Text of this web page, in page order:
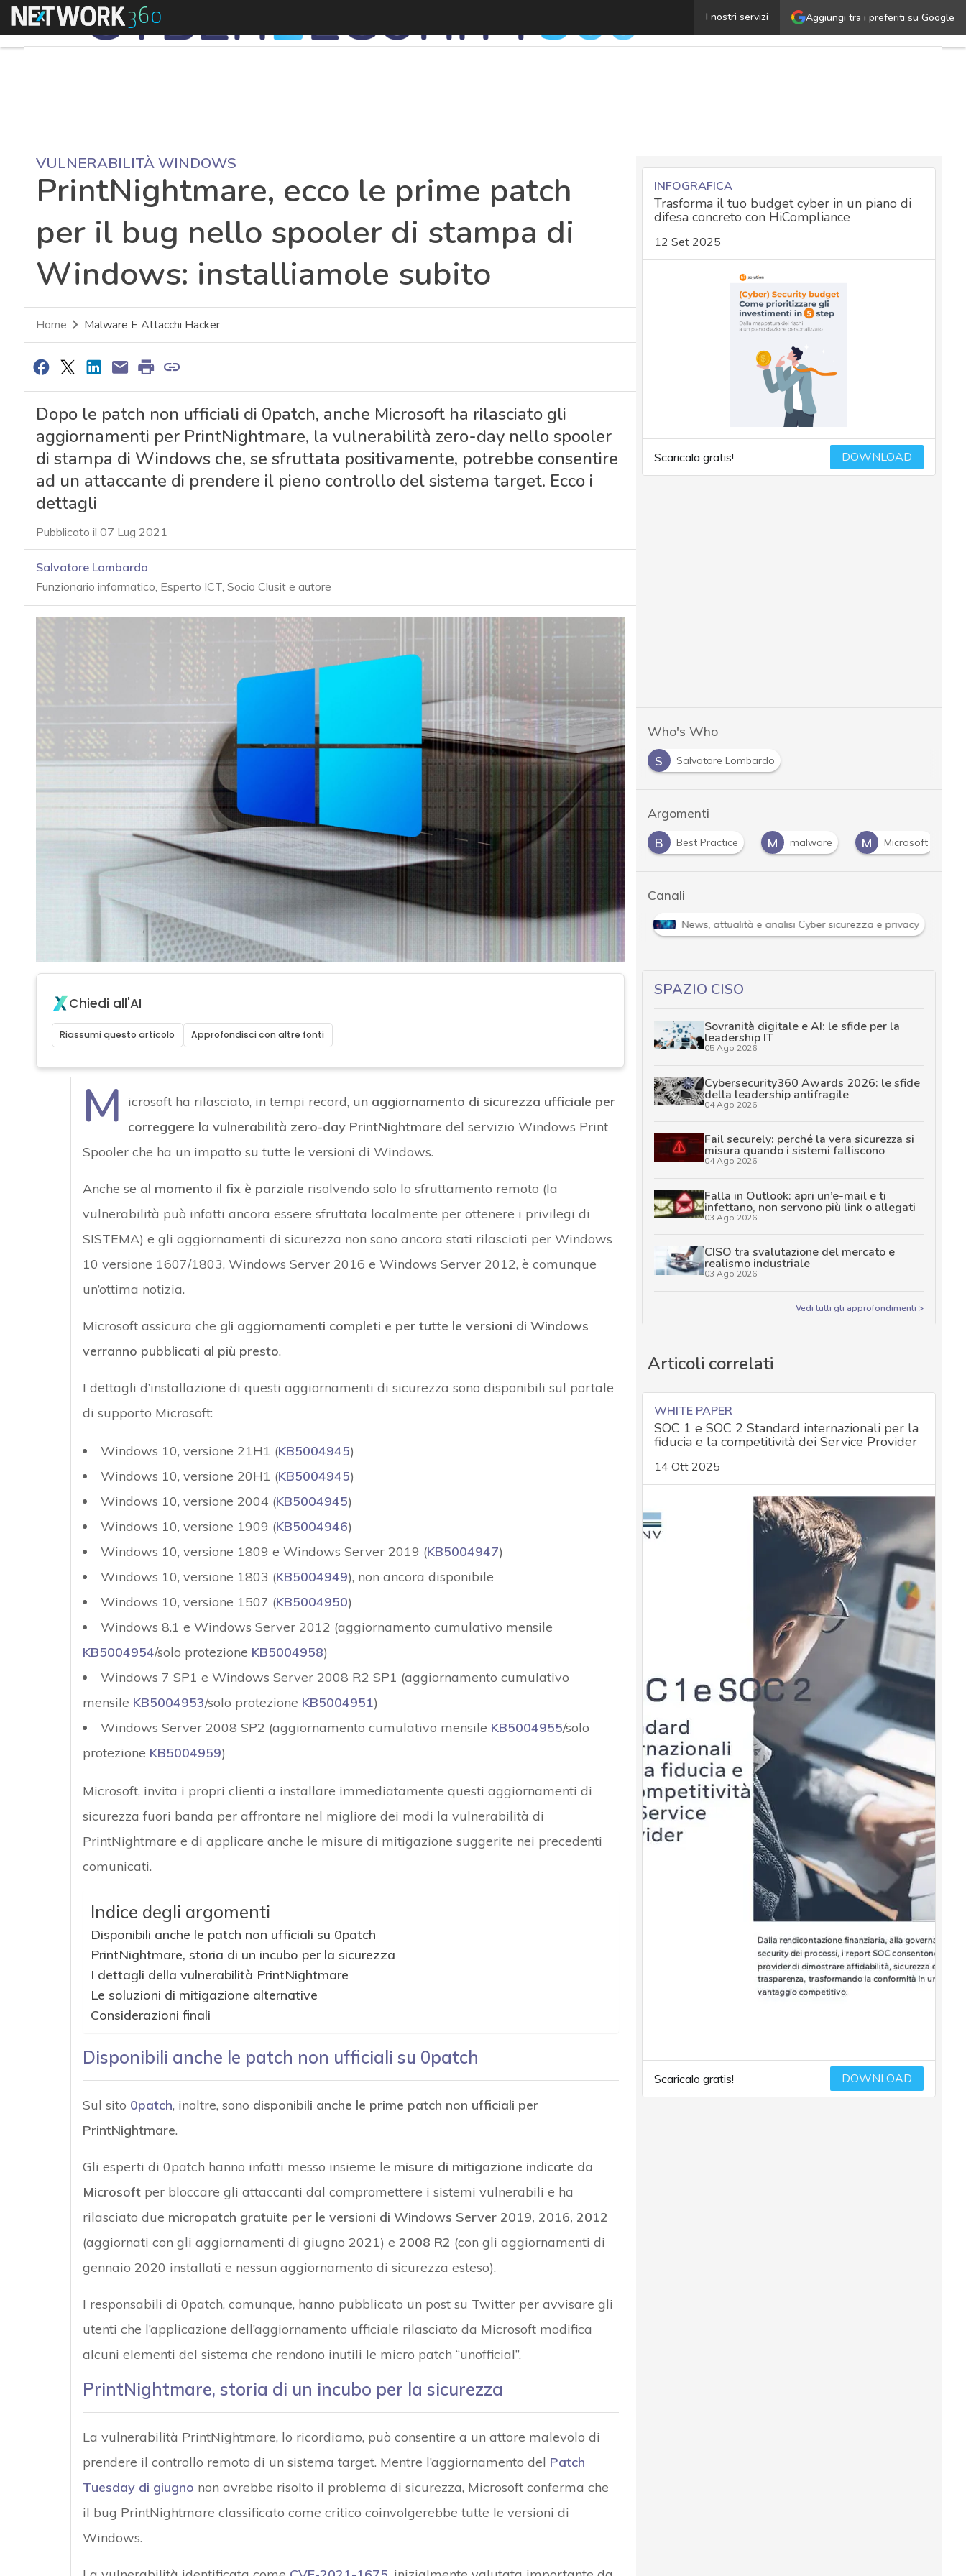
Aggiungi tra i preferiti su Google
I nostri servizi
Menu PrintNightmare, ecco le prime patch per il bug nello
VULNERABILITÀ WINDOWS
PrintNightmare, ecco le prime patch
per il bug nello spooler di stampa di
Windows: installiamole subito
Home Malware E Attacchi Hacker
Dopo le patch non ufficiali di 0patch, anche Microsoft ha rilasciato gli
aggiornamenti per PrintNightmare, la vulnerabilità zero-day nello spooler
di stampa di Windows che, se sfruttata positivamente, potrebbe consentire
ad un attaccante di prendere il pieno controllo del sistema target. Ecco i
dettagli
Pubblicato il 07 Lug 2021
Salvatore Lombardo
Funzionario informatico, Esperto ICT, Socio Clusit e autore
Chiedi all'AI
Riassumi questo articolo Approfondisci con altre fonti
M icrosoft ha rilasciato, in tempi record, un aggiornamento di sicurezza ufficiale per
correggere la vulnerabilità zero-day PrintNightmare del servizio Windows Print
Spooler che ha un impatto su tutte le versioni di Windows.
Anche se al momento il fix è parziale risolvendo solo lo sfruttamento remoto (la
vulnerabilità può infatti ancora essere sfruttata localmente per ottenere i privilegi di
SISTEMA) e gli aggiornamenti di sicurezza non sono ancora stati rilasciati per Windows
10 versione 1607/1803, Windows Server 2016 e Windows Server 2012, è comunque
un’ottima notizia.
Microsoft assicura che gli aggiornamenti completi e per tutte le versioni di Windows
verranno pubblicati al più presto.
I dettagli d’installazione di questi aggiornamenti di sicurezza sono disponibili sul portale
di supporto Microsoft:
Windows 10, versione 21H1 (KB5004945)
Windows 10, versione 20H1 (KB5004945)
Windows 10, versione 2004 (KB5004945)
Windows 10, versione 1909 (KB5004946)
Windows 10, versione 1809 e Windows Server 2019 (KB5004947)
Windows 10, versione 1803 (KB5004949), non ancora disponibile
Windows 10, versione 1507 (KB5004950)
Windows 8.1 e Windows Server 2012 (aggiornamento cumulativo mensile
KB5004954/solo protezione KB5004958)
Windows 7 SP1 e Windows Server 2008 R2 SP1 (aggiornamento cumulativo
mensile KB5004953/solo protezione KB5004951)
Windows Server 2008 SP2 (aggiornamento cumulativo mensile KB5004955/solo
protezione KB5004959)
Microsoft, invita i propri clienti a installare immediatamente questi aggiornamenti di
sicurezza fuori banda per affrontare nel migliore dei modi la vulnerabilità di
PrintNightmare e di applicare anche le misure di mitigazione suggerite nei precedenti
comunicati.
Indice degli argomenti
Disponibili anche le patch non ufficiali su 0patch
PrintNightmare, storia di un incubo per la sicurezza
I dettagli della vulnerabilità PrintNightmare
Le soluzioni di mitigazione alternative
Considerazioni finali
Disponibili anche le patch non ufficiali su 0patch
Sul sito 0patch, inoltre, sono disponibili anche le prime patch non ufficiali per
PrintNightmare.
Gli esperti di 0patch hanno infatti messo insieme le misure di mitigazione indicate da
Microsoftper bloccare gli attaccanti dal compromettere i sistemi vulnerabili e ha
rilasciato due micropatch gratuite per le versioni di Windows Server 2019, 2016, 2012
(aggiornati con gli aggiornamenti di giugno 2021) e 2008 R2 (con gli aggiornamenti di
gennaio 2020 installati e nessun aggiornamento di sicurezza esteso).
I responsabili di 0patch, comunque, hanno pubblicato un post su Twitter per avvisare gli
utenti che l’applicazione dell’aggiornamento ufficiale rilasciato da Microsoft modifica
alcuni elementi del sistema che rendono inutili le micro patch “unofficial”.
PrintNightmare, storia di un incubo per la sicurezza
La vulnerabilità PrintNightmare, lo ricordiamo, può consentire a un attore malevolo di
prendere il controllo remoto di un sistema target. Mentre l’aggiornamento del Patch
Tuesday di giugno non avrebbe risolto il problema di sicurezza, Microsoft conferma che
il bug PrintNightmare classificato come critico coinvolgerebbe tutte le versioni di
Windows.
INFOGRAFICA
Trasforma il tuo budget cyber in un piano di
difesa concreto con HiCompliance
12 Set 2025
Scaricala gratis! DOWNLOAD
Who's Who
S
Salvatore Lombardo
Argomenti
A
Applicazioni B Best Practice M malware M Microsoft
Canali
Attacchi hacker e Malware: le ultime news in tempo reale e gli approfondimenti News, attualità e analisi Cyber sicurezza e privacy
SPAZIO CISO
Sovranità digitale e AI: le sfide per la
leadership IT
05 Ago 2026
Cybersecurity360 Awards 2026: le sfide
della leadership antifragile
04 Ago 2026
Fail securely: perché la vera sicurezza si
misura quando i sistemi falliscono
04 Ago 2026
Falla in Outlook: apri un’e-mail e ti
infettano, non servono più link o allegati
03 Ago 2026
CISO tra svalutazione del mercato e
realismo industriale
03 Ago 2026
Vedi tutti gli approfondimenti >
Articoli correlati
WHITE PAPER
SOC 1 e SOC 2 Standard internazionali per la
fiducia e la competitività dei Service Provider
14 Ott 2025
Scaricalo gratis! DOWNLOAD